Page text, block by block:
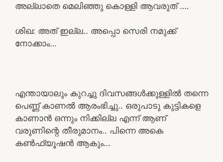
അല്ലാതെ മെലിഞ്ഞു കൊള്ളി ആവരുത് ….
ശിഖ: അത് ഇല്ല.. അപ്പൊ സെരി നമുക്ക്
നോക്കാം…
എന്തായാലും കുറച്ചു ദിവസങ്ങൾക്കുള്ളിൽ തന്നെ
പെണ്ണ് കാണൽ ആരംഭിച്ചു.. ഒരുപാടു കുട്ടികളെ
കാണാൻ ഒന്നും നിക്കില്ല എന്ന് ആണ്
വരുണിന്റെ തീരുമാനം.. പിന്നെ അകെ
കൺഫ്യൂഷൻ ആകും…